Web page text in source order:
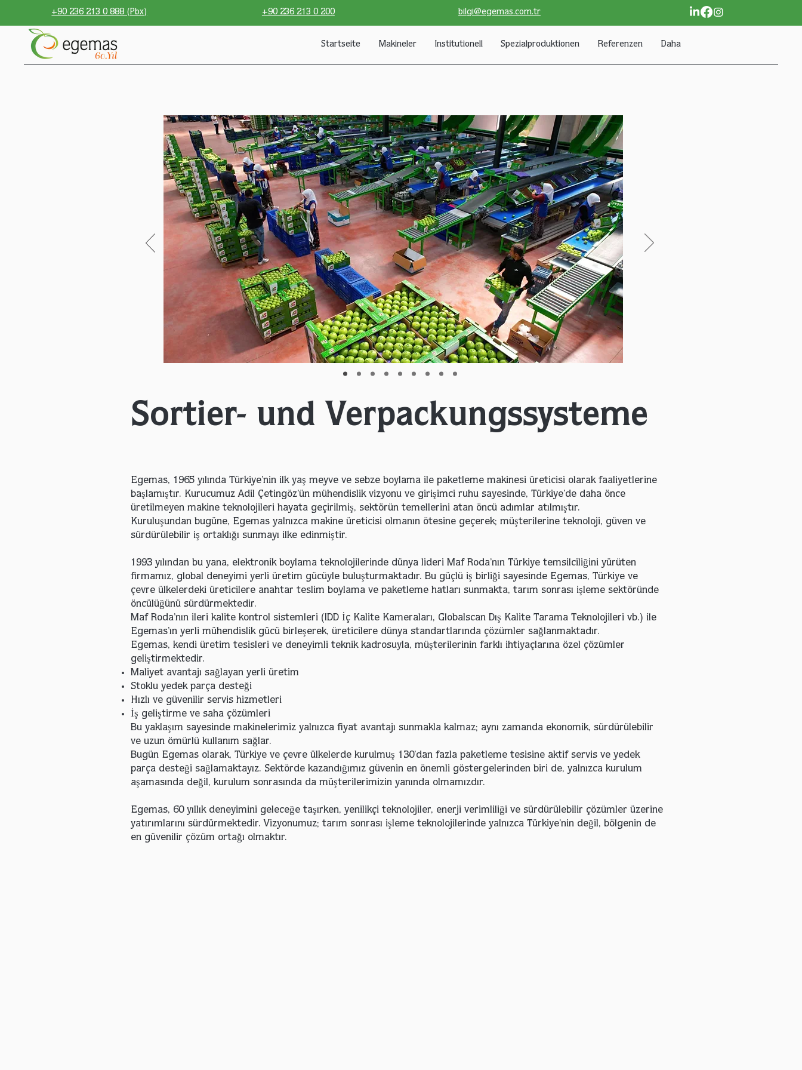
+90 236 213 0 888 (Pbx) +90 236 213 0 200 bilgi@egemas.com.tr
Startseite Makineler Institutionell Spezialproduktionen Referenzen Daha
Sortier- und Verpackungssysteme
Egemas, 1965 yılında Türkiye’nin ilk yaş meyve ve sebze boylama ile paketleme makinesi üreticisi olarak faaliyetlerine
başlamıştır. Kurucumuz Adil Çetingöz’ün mühendislik vizyonu ve girişimci ruhu sayesinde, Türkiye’de daha önce
üretilmeyen makine teknolojileri hayata geçirilmiş, sektörün temellerini atan öncü adımlar atılmıştır.
Kuruluşundan bugüne, Egemas yalnızca makine üreticisi olmanın ötesine geçerek; müşterilerine teknoloji, güven ve
sürdürülebilir iş ortaklığı sunmayı ilke edinmiştir.
1993 yılından bu yana, elektronik boylama teknolojilerinde dünya lideri Maf Roda’nın Türkiye temsilciliğini yürüten
firmamız, global deneyimi yerli üretim gücüyle buluşturmaktadır. Bu güçlü iş birliği sayesinde Egemas, Türkiye ve
çevre ülkelerdeki üreticilere anahtar teslim boylama ve paketleme hatları sunmakta, tarım sonrası işleme sektöründe
öncülüğünü sürdürmektedir.
Maf Roda’nın ileri kalite kontrol sistemleri (IDD İç Kalite Kameraları, Globalscan Dış Kalite Tarama Teknolojileri vb.) ile
Egemas’ın yerli mühendislik gücü birleşerek, üreticilere dünya standartlarında çözümler sağlanmaktadır.
Egemas, kendi üretim tesisleri ve deneyimli teknik kadrosuyla, müşterilerinin farklı ihtiyaçlarına özel çözümler
geliştirmektedir.
Maliyet avantajı sağlayan yerli üretim
Stoklu yedek parça desteği
Hızlı ve güvenilir servis hizmetleri
İş geliştirme ve saha çözümleri
Bu yaklaşım sayesinde makinelerimiz yalnızca fiyat avantajı sunmakla kalmaz; aynı zamanda ekonomik, sürdürülebilir
ve uzun ömürlü kullanım sağlar.
Bugün Egemas olarak, Türkiye ve çevre ülkelerde kurulmuş 130’dan fazla paketleme tesisine aktif servis ve yedek
parça desteği sağlamaktayız. Sektörde kazandığımız güvenin en önemli göstergelerinden biri de, yalnızca kurulum
aşamasında değil, kurulum sonrasında da müşterilerimizin yanında olmamızdır.
Egemas, 60 yıllık deneyimini geleceğe taşırken, yenilikçi teknolojiler, enerji verimliliği ve sürdürülebilir çözümler üzerine
yatırımlarını sürdürmektedir. Vizyonumuz; tarım sonrası işleme teknolojilerinde yalnızca Türkiye’nin değil, bölgenin de
en güvenilir çözüm ortağı olmaktır.